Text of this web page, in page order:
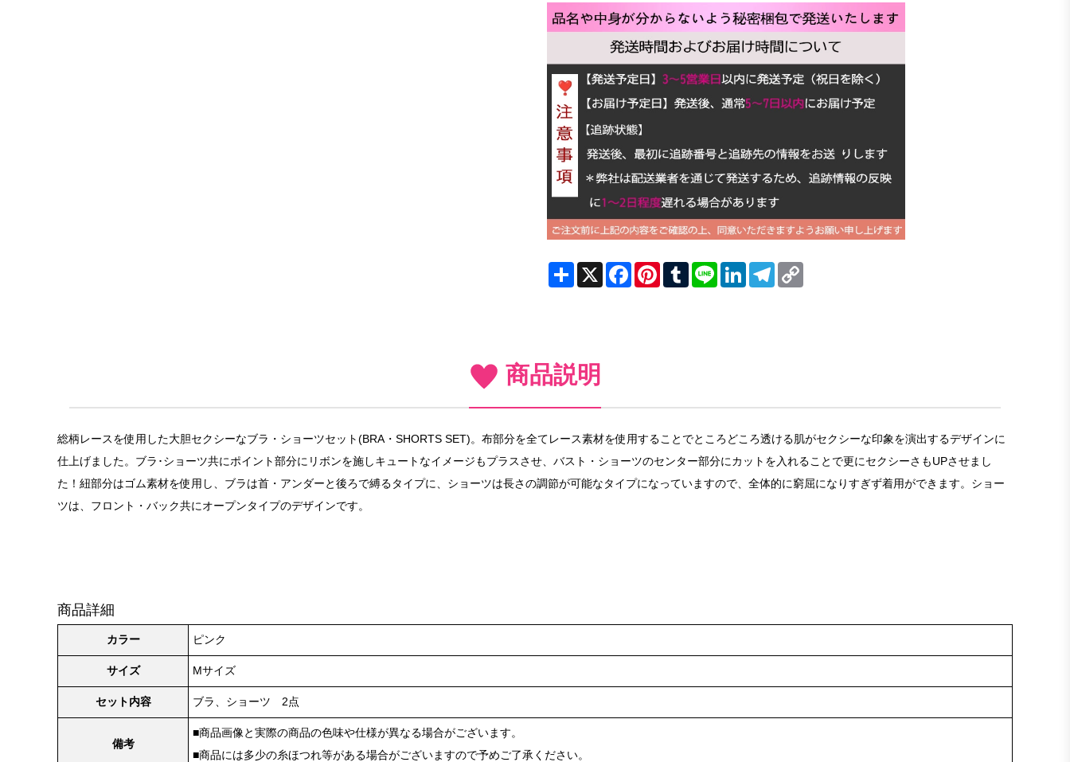
ShareX FacebookPinterestTumblrLine LinkedInTelegram
商品説明
総柄レースを使用した大胆セクシーなブラ・ショーツセット(BRA・SHORTS SET)。布部分を全てレース素材を使用することでところどころ透ける肌がセクシーな印象を演出するデザインに
仕上げました。ブラ･ショーツ共にポイント部分にリボンを施しキュートなイメージもプラスさせ、バスト・ショーツのセンター部分にカットを入れることで更にセクシーさもUPさせまし
た！紐部分はゴム素材を使用し、ブラは首・アンダーと後ろで縛るタイプに、ショーツは長さの調節が可能なタイプになっていますので、全体的に窮屈になりすぎず着用ができます。ショー
ツは、フロント・バック共にオープンタイプのデザインです。
商品詳細
カラー ピンク
サイズ Mサイズ
セット内容 ブラ、ショーツ 2点
備考
■商品画像と実際の商品の色味や仕様が異なる場合がございます。
■商品には多少の糸ほつれ等がある場合がございますので予めご了承ください。